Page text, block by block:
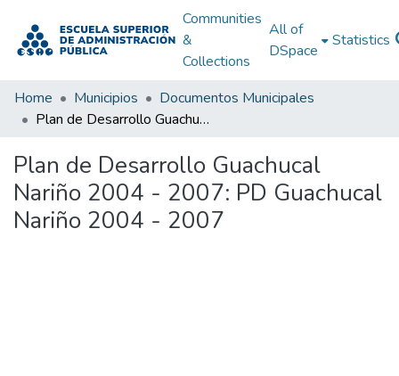
Communities
&
Collections
All of
DSpace
Statistics
Home Municipios
Documentos Municipales
Plan de Desarrollo Guachucal Nariño 2004 - 2007: PD Guachucal Nariño 2004 - 2007
Plan de Desarrollo Guachucal
Nariño 2004 - 2007: PD Guachucal
Nariño 2004 - 2007